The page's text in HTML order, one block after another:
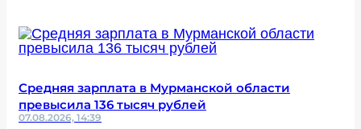
Средняя зарплата в Мурманской области
превысила 136 тысяч рублей
07.08.2026, 14:39